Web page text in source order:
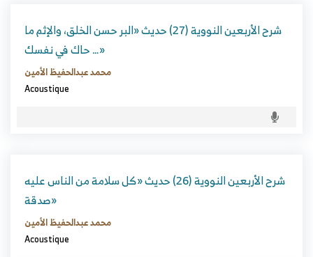
شرح الأربعين النووية (27) حديث «البر حسن الخلق، والإثم ما
حاك في نفسك …»
محمد عبدالحفيظ الأمين
Acoustique
شرح الأربعين النووية (26) حديث «كل سلامة من الناس عليه
صدقة»
محمد عبدالحفيظ الأمين
Acoustique